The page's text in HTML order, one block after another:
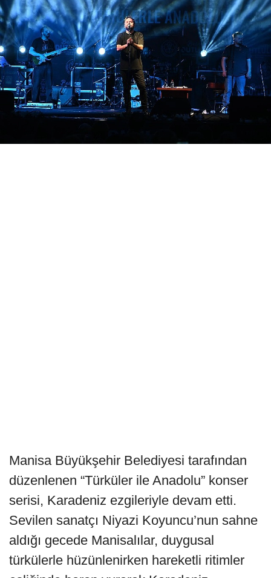
Manisa Büyükşehir Belediyesi tarafından
düzenlenen “Türküler ile Anadolu” konser
serisi, Karadeniz ezgileriyle devam etti.
Sevilen sanatçı Niyazi Koyuncu’nun sahne
aldığı gecede Manisalılar, duygusal
türkülerle hüzünlenirken hareketli ritimler